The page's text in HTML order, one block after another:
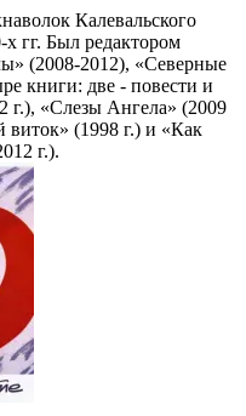
Калевальского
гг. Был редактором
(2008-2012), «Северные
книги: две - повести и
г.), «Слезы Ангела» (2009
виток» (1998 г.) и «Как
г.).